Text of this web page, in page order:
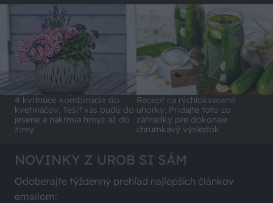
4 kvitnúce kombinácie do
kvetináčov: Tešiť vás budú do
jesene a nakŕmia hmyz až do
zimy
Recept na rýchlokvasené
uhorky: Pridajte toto zo
záhradky pre dokonale
chrumkavý výsledok
NOVINKY Z UROB SI SÁM
Odoberajte týždenný prehľad najlepších článkov
emailom: